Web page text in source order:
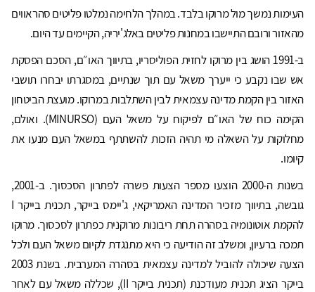
העימות נמשך מול מרוקו בלבד. במהלך הלחימה נמלטו פליטים סהראווים
מהאזור ורובם התיישבו במחנות פליטים באלג'יריה, הקיימים עד היום.
ב-1991 הושג בין מרוקו לחזית הפוליסריו, בתיווך האו״ם, הסכם הפסקת
אש שבו נקבע כי ייערך משאל עם תוך שנתיים, במסגרתו יבחרו תושבי
האזור בין הקמת מדינה עצמאית לבין השתלבות במרוקו. מועצת הביטחון
הקימה כוח של האו״ם לפיקוח על משאל העם (MINURSO). ואולם,
מחלוקות על השאלה מי תהיה הזכות להשתתף במשאל העם מנעו את
קיומו.
בשנות ה-2000 הוצעו מספר הצעות פשרה לפתרון הסכסוך. ב-2001,
גובשה, בתיווך מזכיר המדינה האמריקאי, ג'יימס בייקר, תכנית בייקר I
להקמת אוטונומיה בסהרה תחת ריבונות מרוקנית כפתרון לסכסוך. מרוקו
תמכה ברעיון, ומשלב זה הודיעה כי היא מתנגדת לקיום משאל העם ולכל
הצעה שיכולה להוביל למדינה עצמאית בסהרה המערבית. בשנת 2003
בייקר הציג תכנית מעודכנת (תכנית בייקר II), שכללה משאל עם לאחר